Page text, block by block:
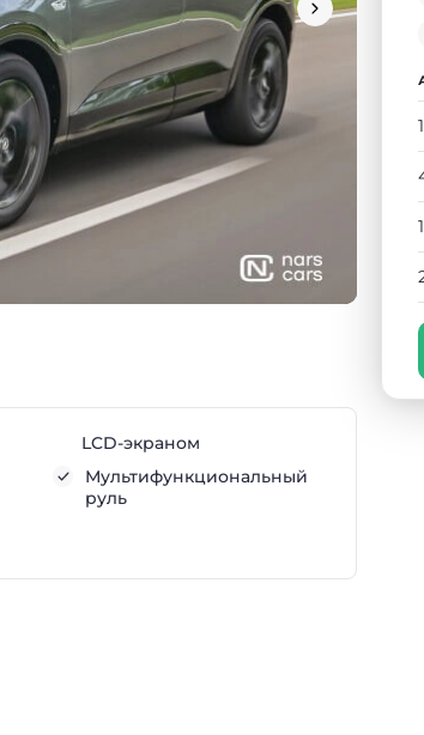
LCD-экраном
Мультифункциональный
руль